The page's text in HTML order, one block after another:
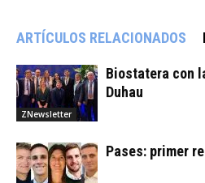
ARTÍCULOS RELACIONADOS
ZNewsletter
Biostatera con
Duhau
Pases: primer